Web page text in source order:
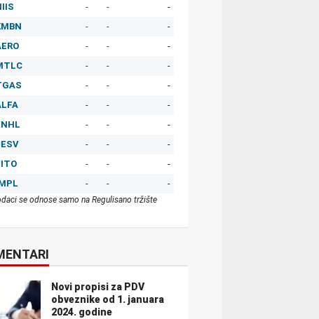
- -
-
- -
-
- -
-
- -
-
- -
-
- -
-
- -
-
- -
-
- -
-
- - -
se odnose samo na Regulisano tržište
Novi propisi za PDV
obveznike od 1. januara
2024. godine